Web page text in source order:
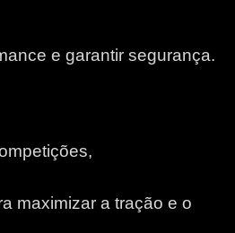
e garantir segurança.
maximizar a tração e o